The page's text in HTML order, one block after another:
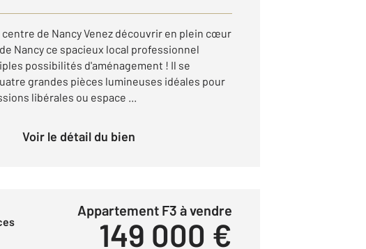
centre de Nancy Venez découvrir en plein cœur
Nancy ce spacieux local professionnel
possibilités d'aménagement ! Il se
grandes pièces lumineuses idéales pour
libérales ou espace ...
Voir le détail du bien
Appartement F3 à vendre
149 000 €